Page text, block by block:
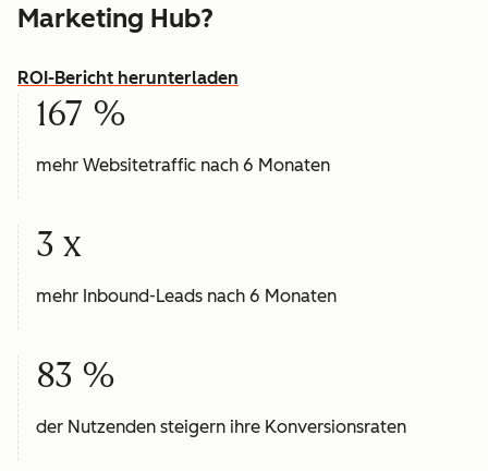
Marketing Hub?
ROI-Bericht herunterladen
167 %
mehr Websitetraffic nach 6 Monaten
3 x
mehr Inbound-Leads nach 6 Monaten
83 %
der Nutzenden steigern ihre Konversionsraten